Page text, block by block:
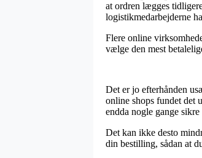
at ordren lægges
logistikmedarbejderne
Flere online
vælge den mest
Det er jo efterhånden
online shops fundet det
endda nogle gange
Det kan ikke desto
din bestilling, sådan at